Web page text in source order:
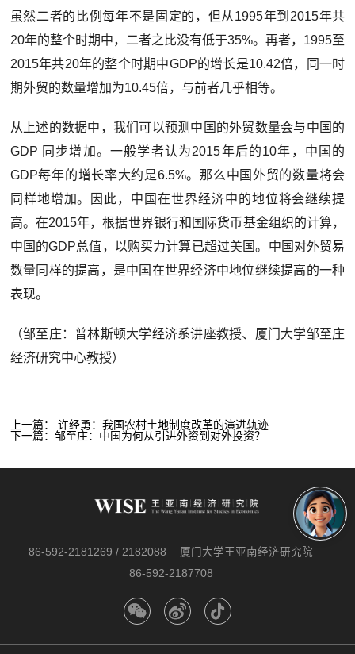
虽然二者的比例每年不是固定的，但从1995年到2015年共
20年的整个时期中，二者之比没有低于35%。再者，1995至
2015年共20年的整个时期中GDP的增长是10.42倍，同一时
期外贸的数量增加为10.45倍，与前者几乎相等。
从上述的数据中，我们可以预测中国的外贸数量会与中国的
GDP 同步增加。一般学者认为2015年后的10年，中国的
GDP每年的增长率大约是6.5%。那么中国外贸的数量将会
同样地增加。因此，中国在世界经济中的地位将会继续提
高。在2015年，根据世界银行和国际货币基金组织的计算，
中国的GDP总值，以购买力计算已超过美国。中国对外贸易
数量同样的提高，是中国在世界经济中地位继续提高的一种
表现。
（邹至庄：普林斯顿大学经济系讲座教授、厦门大学邹至庄
经济研究中心教授）
上一篇： 许经勇：我国农村土地制度改革的演进轨迹
下一篇： 邹至庄：中国为何从引进外资到对外投资？
86-592-2181269 / 2182088
厦门大学王亚南经济研究院
86-592-2187708